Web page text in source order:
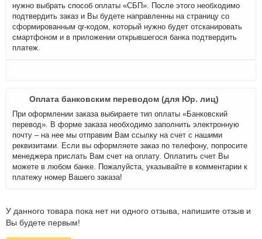
нужно выбрать способ оплаты «СБП». После этого необходимо
подтвердить заказ и Вы будете направленны на страницу со
сформированным qr-кодом, который нужно будет отсканировать
смартфоном и в приложении открывшегося банка подтвердить
платеж.
Оплата банковским переводом (для Юр. лиц)
При оформлении заказа выбираете тип оплаты «Банковский
перевод». В форме заказа необходимо заполнить электронную
почту – на нее мы отправим Вам ссылку на счет с нашими
реквизитами. Если вы оформляете заказ по телефону, попросите
менеджера прислать Вам счет на оплату. Оплатить счет Вы
можете в любом банке. Пожалуйста, указывайте в комментарии к
платежу номер Вашего заказа!
У данного товара пока нет ни одного отзыва, напишите отзыв и
Вы будете первым!